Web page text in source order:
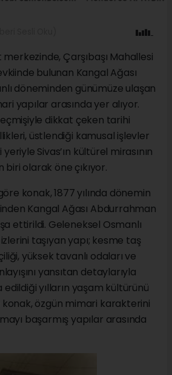
merkezinde, Çarşıbaşı Mahallesi
bulunan Kangal Ağası
döneminden günümüze ulaşan
yapılar arasında yer alıyor.
dikkat çeken tarihi
üstlendiği kamusal işlevler
Sivas’ın kültürel mirasının
olarak öne çıkıyor.
konak, 1877 yılında dönemin
Kangal Ağası Abdurrahman
ettirildi. Geleneksel Osmanlı
taşıyan yapı; kesme taş
yüksek tavanlı odaları ve
yansıtan detaylarıyla
yılların yaşam kültürünü
konak, özgün mimari karakterini
başarmış yapılar arasında